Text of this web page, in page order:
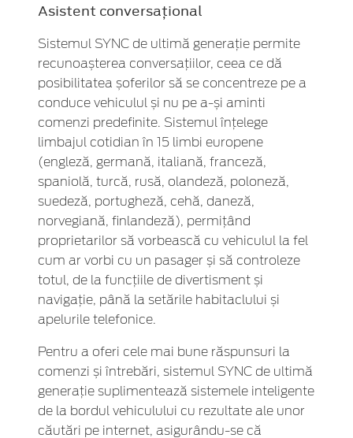
Asistent conversațional
Sistemul SYNC de ultimă generație permite
recunoașterea conversațiilor, ceea ce dă
posibilitatea șoferilor să se concentreze pe a
conduce vehiculul și nu pe a-și aminti
comenzi predefinite. Sistemul înțelege
limbajul cotidian în 15 limbi europene
(engleză, germană, italiană, franceză,
spaniolă, turcă, rusă, olandeză, poloneză,
suedeză, portugheză, cehă, daneză,
norvegiană, finlandeză), permițând
proprietarilor să vorbească cu vehiculul la fel
cum ar vorbi cu un pasager și să controleze
totul, de la funcțiile de divertisment și
navigație, până la setările habitaclului și
apelurile telefonice.
Pentru a oferi cele mai bune răspunsuri la
comenzi și întrebări, sistemul SYNC de ultimă
generație suplimentează sistemele inteligente
de la bordul vehiculului cu rezultate ale unor
căutări pe internet, asigurându-se că